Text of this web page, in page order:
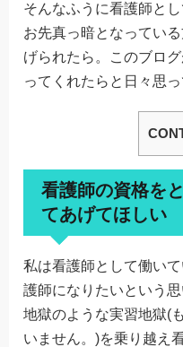
そんなふうに看護師と
お先真っ暗となってい
げられたら。このブロ
ってくれたらと日々思っ
看護師の資格を
てあげてほしい
私は看護師として働い
護師になりたいという
地獄のような実習地獄(
いません。)を乗り越え